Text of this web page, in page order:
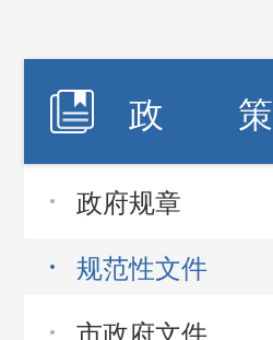
政 策
政府规章
规范性文件
市政府文件